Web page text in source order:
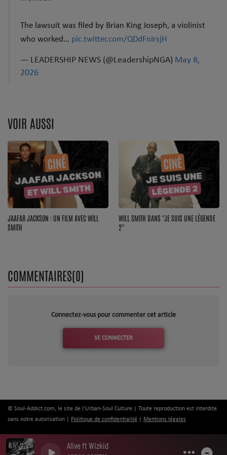
Alive ft Wizkid
The lawsuit was filed by Brian King Joseph, a violinist
who worked… pic.twitter.com/QDdFnIrsjH
— LEADERSHIP NEWS (@LeadershipNGA) May 8,
2026
VOIR AUSSI
JAAFAR JACKSON : UN FILM AVEC WILL
SMITH
WILL SMITH DANS "JE SUIS UNE LÉGENDE
2"
COMMENTAIRES(0)
Connectez-vous pour commenter cet article
SE CONNECTER
© Soul-Addict.com, le site de l'Urban-Soul Culture | Toute reproduction est interdite
sans notre autorisation |
Politique de confidentialité Mentions légales